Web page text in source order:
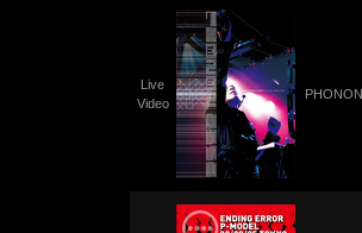
Live
Video